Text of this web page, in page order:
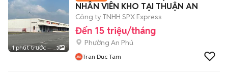
1 phút trước 3
NHÂN VIÊN KHO TẠI THUẬN AN
Công ty TNHH SPX Express
Đến 15 triệu/tháng
Phường An Phú
Tran Duc Tam